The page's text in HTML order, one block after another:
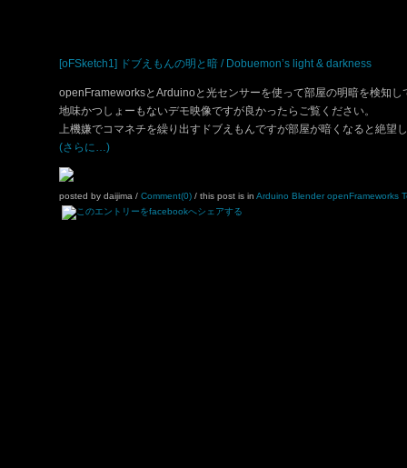
[oFSketch1] ドブえもんの明と暗 / Dobuemon’s light & darkness
openFrameworksとArduinoと光センサーを使って部屋の明暗を検知し
地味かつしょーもないデモ映像ですが良かったらご覧ください。
上機嫌でコマネチを繰り出すドブえもんですが部屋が暗くなると絶望
(さらに…)
posted by daijima / Comment(0) / this post is in Arduino Blender openFrameworks